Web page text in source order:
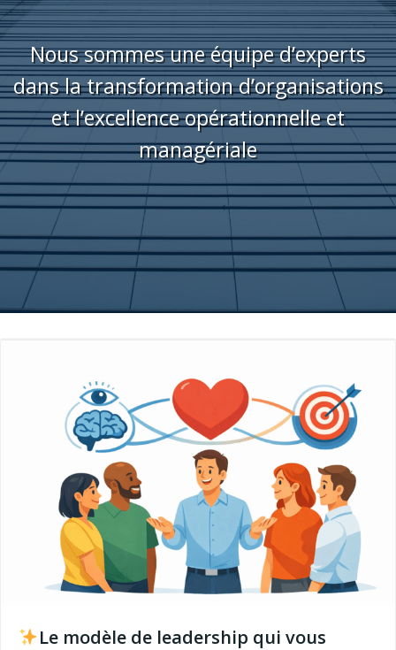
Nous sommes une équipe d’experts
dans la transformation d’organisations
et l’excellence opérationnelle et
managériale
Le modèle de leadership qui vous